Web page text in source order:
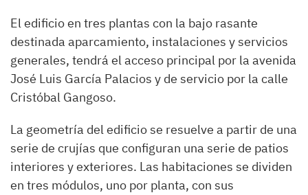
El edificio en tres plantas con la bajo rasante
destinada aparcamiento, instalaciones y servicios
generales, tendrá el acceso principal por la avenida
José Luis García Palacios y de servicio por la calle
Cristóbal Gangoso.
La geometría del edificio se resuelve a partir de una
serie de crujías que configuran una serie de patios
interiores y exteriores. Las habitaciones se dividen
en tres módulos, uno por planta, con sus